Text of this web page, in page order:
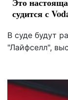
Это
судится с
В суде будут
"Лайфселл",